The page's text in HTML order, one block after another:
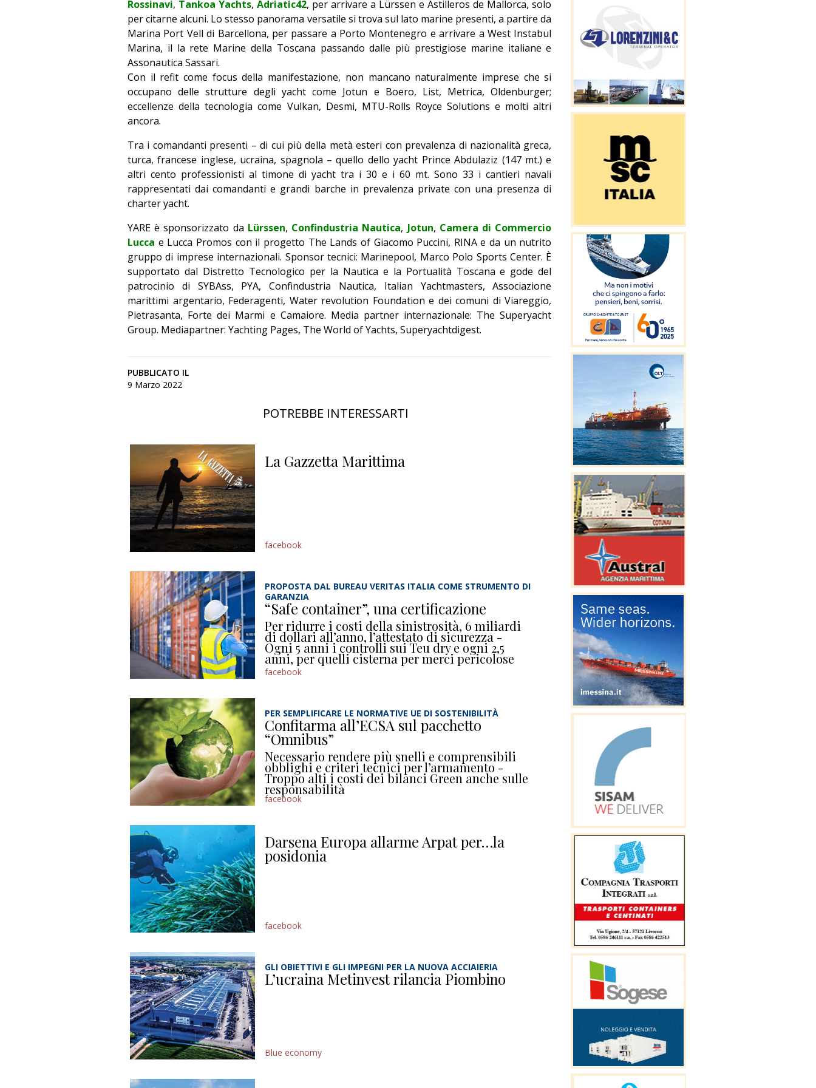
Rossinavi, Tankoa Yachts,Adriatic42, per arrivare a Lürssen e Astilleros de Mallorca, solo
per citarne alcuni. Lo stesso panorama versatile si trova sul lato marine presenti, a partire da
Marina Port Vell di Barcellona, per passare a Porto Montenegro e arrivare a West Instabul
Marina, il la rete Marine della Toscana passando dalle più prestigiose marine italiane e
Assonautica Sassari.
Con il refit come focus della manifestazione, non mancano naturalmente imprese che si
occupano delle strutture degli yacht come Jotun e Boero, List, Metrica, Oldenburger;
eccellenze della tecnologia come Vulkan, Desmi, MTU-Rolls Royce Solutions e molti altri
ancora.
Tra i comandanti presenti – di cui più della metà esteri con prevalenza di nazionalità greca,
turca, francese inglese, ucraina, spagnola – quello dello yacht Prince Abdulaziz (147 mt.) e
altri cento professionisti al timone di yacht tra i 30 e i 60 mt. Sono 33 i cantieri navali
rappresentati dai comandanti e grandi barche in prevalenza private con una presenza di
charter yacht.
YARE è sponsorizzato da Lürssen, Confindustria Nautica, Jotun, Camera di Commercio
Lucca e Lucca Promos con il progetto The Lands of Giacomo Puccini, RINA e da un nutrito
gruppo di imprese internazionali. Sponsor tecnici: Marinepool, Marco Polo Sports Center. È
supportato dal Distretto Tecnologico per la Nautica e la Portualità Toscana e gode del
patrocinio di SYBAss, PYA, Confindustria Nautica, Italian Yachtmasters, Associazione
marittimi argentario, Federagenti, Water revolution Foundation e dei comuni di Viareggio,
Pietrasanta, Forte dei Marmi e Camaiore. Media partner internazionale: The Superyacht
Group. Mediapartner: Yachting Pages, The World of Yachts, Superyachtdigest.
PUBBLICATO IL
9 Marzo 2022
POTREBBE INTERESSARTI
La Gazzetta Marittima
facebook
PROPOSTA DAL BUREAU VERITAS ITALIA COME STRUMENTO DI
GARANZIA
“Safe container”, una certificazione
Per ridurre i costi della sinistrosità, 6 miliardi
di dollari all’anno, l’attestato di sicurezza -
Ogni 5 anni i controlli sui Teu dry e ogni 2,5
anni, per quelli cisterna per merci pericolose
facebook
PER SEMPLIFICARE LE NORMATIVE UE DI SOSTENIBILITÀ
Confitarma all’ECSA sul pacchetto
“Omnibus”
Necessario rendere più snelli e comprensibili
obblighi e criteri tecnici per l’armamento -
Troppo alti i costi dei bilanci Green anche sulle
responsabilità
facebook
Darsena Europa allarme Arpat per…la
posidonia
facebook
GLI OBIETTIVI E GLI IMPEGNI PER LA NUOVA ACCIAIERIA
L’ucraina Metinvest rilancia Piombino
Blue economy